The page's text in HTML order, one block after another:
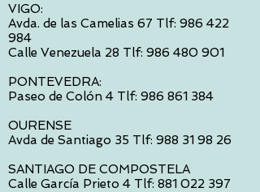
VIGO:
Avda. de las Camelias 67 Tlf: 986 422
984
Calle Venezuela 28 Tlf: 986 480 901
PONTEVEDRA:
Paseo de Colón 4 Tlf: 986 861 384
OURENSE
Avda de Santiago 35 Tlf: 988 31 98 26
SANTIAGO DE COMPOSTELA
Calle García Prieto 4 Tlf: 881 022 397